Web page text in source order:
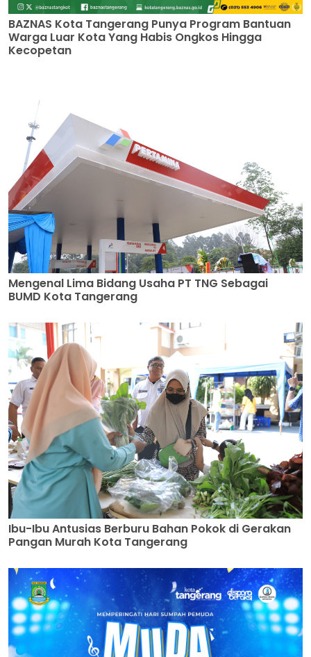
BAZNAS Kota Tangerang Punya Program Bantuan
Warga Luar Kota Yang Habis Ongkos Hingga
Kecopetan
Mengenal Lima Bidang Usaha PT TNG Sebagai
BUMD Kota Tangerang
Ibu-Ibu Antusias Berburu Bahan Pokok di Gerakan
Pangan Murah Kota Tangerang